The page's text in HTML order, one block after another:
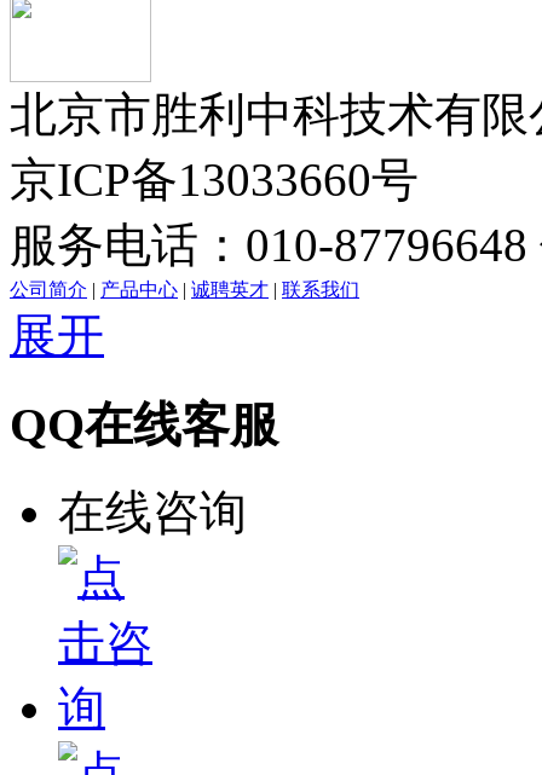
北京市胜利中科技术有限
京ICP备13033660号
服务电话：010-
公司简介 | 产品中心 | 诚聘英才 | 联系我们
展开
QQ在线客服
在线咨询